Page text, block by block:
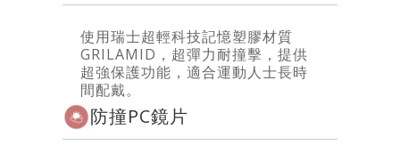
使用瑞士超輕科技記憶塑膠材質
GRILAMID，超彈力耐撞擊，提供
超強保護功能，適合運動人士長時
間配戴。
防撞PC鏡片